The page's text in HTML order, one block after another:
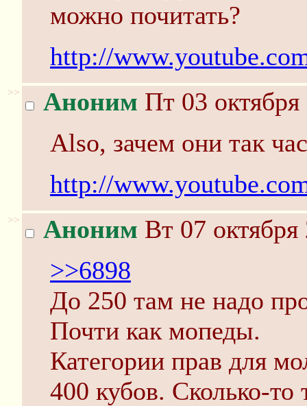
можно почитать?
http://
>> Аноним Пт 03
Also, зачем они так
http://
>> Аноним Вт 07
>>6898
До 250 там не надо
Почти как мопеды.
Категории прав для
400 кубов. Сколько-то